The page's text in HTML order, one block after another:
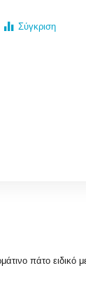
Σύγκριση
πάτο